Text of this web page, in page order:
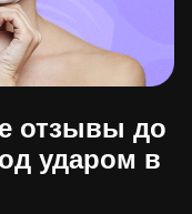
отзывы до
ударом в